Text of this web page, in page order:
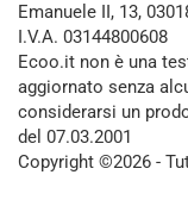
Emanuele II, 13,
I.V.A. 03144800608
Ecoo.it non è una
aggiornato senza
considerarsi un
del 07.03.2001
Copyright ©2026 -